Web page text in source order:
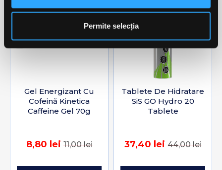
Permite selecția
Gel Energizant Cu
Cofeină Kinetica
Caffeine Gel 70g
8,80 lei11,00 lei
Tablete De Hidratare
SiS GO Hydro 20
Tablete
37,40 lei44,00 lei